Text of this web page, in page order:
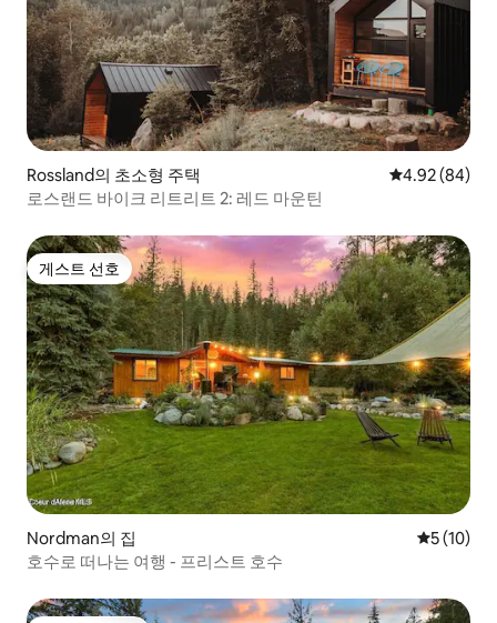
Rossland의 초소형 주택 평점 4.92점(5
4.92 (84)
로스랜드 바이크 리트리트 2: 레드 마운틴
게스트 선호
게스트 선호
Nordman의 집 평점 5점
5 (10)
호수로 떠나는 여행 - 프리스트 호수